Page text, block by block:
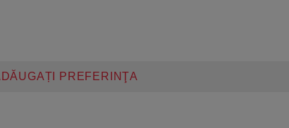
PREFERINŢA